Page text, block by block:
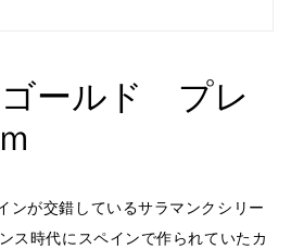
ールド プレ
ンが交錯しているサラマンクシリー
ス時代にスペインで作られていたカ